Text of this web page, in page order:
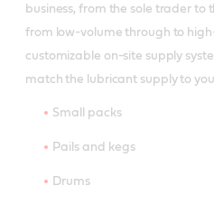
business, from the sole trader to
from low-volume through to
customizable on-site supply
match the lubricant supply to
Small packs
Pails and kegs
Drums